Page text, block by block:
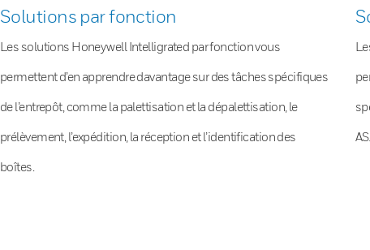
Solutions par fonction
Les solutions Honeywell Intelligrated par fonction vous
permettent d’en apprendre davantage sur des tâches spécifiques
de l’entrepôt, comme la palettisation et la dépalettisation, le
prélèvement, l’expédition, la réception et l’identification des
boîtes.